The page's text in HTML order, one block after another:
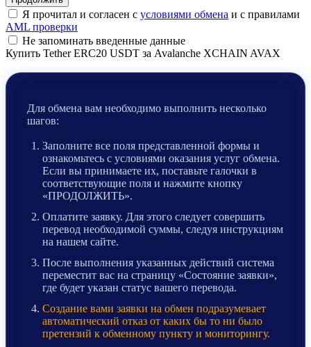
Я прочитал и согласен с условиями обмена и с правилами
AML проверки
Не запоминать введенные данные
Купить Tether ERC20 USDT за Avalanche XCHAIN AVAX
Для обмена вам необходимо выполнить несколько
шагов:
Заполните все поля представленной формы и
ознакомьтесь с условиями оказания услуг обмена.
Если вы принимаете их, поставьте галочки в
соответствующие поля и нажмите кнопку
«ПРОДОЛЖИТЬ».
Оплатите заявку. Для этого следует совершить
перевод необходимой суммы, следуя инструкциям
на нашем сайте.
После выполнения указанных действий система
переместит вас на страницу «Состояние заявки»,
где будет указан статус вашего перевода.
Создание вами заявки на обмен подразумевает
автоматический отказ от каких бы то ни было
претензий к обменному пункту и мониторингу.